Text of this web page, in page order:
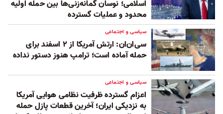
اسلامی؛ نوسان گمانه‌زنی‌ها بین حمله اولیه
محدود و عملیات گسترده
سیاسی و اجتماعی
سی‌ان‌ان: ارتش آمریکا از ۲ اسفند برای
حمله آماده است؛ ترامپ هنوز دستور نداده
سیاسی و اجتماعی
اعزام گسترده ظرفیت نظامی هوایی آمریکا
به نزدیکی ایران؛ آخرین قطعات پازل حمله